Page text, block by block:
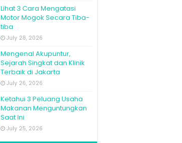
Lihat 3 Cara Mengatasi
Motor Mogok Secara Tiba-
tiba
July 28, 2026
Mengenal Akupuntur,
Sejarah Singkat dan Klinik
Terbaik di Jakarta
July 26, 2026
Ketahui 3 Peluang Usaha
Makanan Menguntungkan
Saat Ini
July 25, 2026